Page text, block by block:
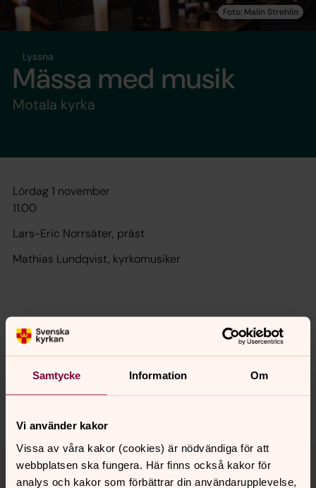
Samtycke Information Om
Vi använder kakor
Vissa av våra kakor (cookies) är nödvändiga för att
webbplatsen ska fungera. Här finns också kakor för
analys och kakor som förbättrar din användarupplevelse,
Lyssna
Mässa med musik
Motala kyrka
Lördag 1 november
11.00
Lars-Eric Norrsäter, präst
Mathias Lundqvist, kyrkomusiker
Senast ändrad 28 oktober 2025
Synpunkter eller frågor på sidans
innehåll?
motala.forsamling@svenskakyrkan.se
Tillbaka till toppen
Tillbaka till innehållet